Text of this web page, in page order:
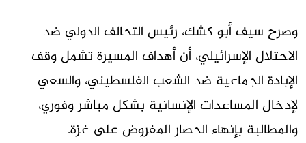
وصرح سيف أبو كشك، رئيس التحالف الدولي ضد
الاحتلال الإسرائيلي، أن أهداف المسيرة تشمل وقف
الإبادة الجماعية ضد الشعب الفلسطيني، والسعي
لإدخال المساعدات الإنسانية بشكل مباشر وفوري،
والمطالبة بإنهاء الحصار المفروض على غزة.